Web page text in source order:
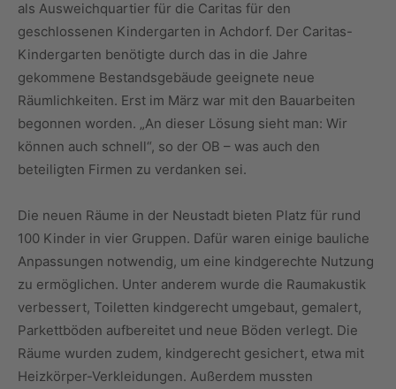
als Ausweichquartier für die Caritas für den
geschlossenen Kindergarten in Achdorf. Der Caritas-
Kindergarten benötigte durch das in die Jahre
gekommene Bestandsgebäude geeignete neue
Räumlichkeiten. Erst im März war mit den Bauarbeiten
begonnen worden. „An dieser Lösung sieht man: Wir
können auch schnell“, so der OB – was auch den
beteiligten Firmen zu verdanken sei.
Die neuen Räume in der Neustadt bieten Platz für rund
100 Kinder in vier Gruppen. Dafür waren einige bauliche
Anpassungen notwendig, um eine kindgerechte Nutzung
zu ermöglichen. Unter anderem wurde die Raumakustik
verbessert, Toiletten kindgerecht umgebaut, gemalert,
Parkettböden aufbereitet und neue Böden verlegt. Die
Räume wurden zudem, kindgerecht gesichert, etwa mit
Heizkörper-Verkleidungen. Außerdem mussten